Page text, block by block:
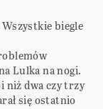
biegle
Lulka na nogi.
niż dwa czy trzy
się ostatnio